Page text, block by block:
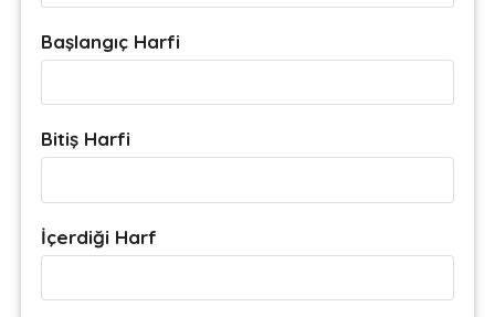
Başlangıç Harfi
Bitiş Harfi
İçerdiği Harf